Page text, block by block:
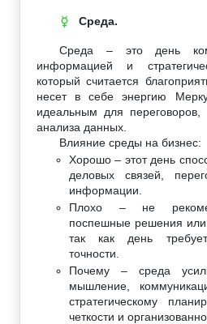
☿ Среда.
Среда – это день
информацией и
который считается
несет в себе энергию
идеальным для переговоров,
анализа данных.
Влияние среды на бизнес:
Хорошо – этот день
деловых связей,
информации.
Плохо – не
поспешные решения или
так как день
точности.
Почему – среда
мышление,
стратегическому
четкости и